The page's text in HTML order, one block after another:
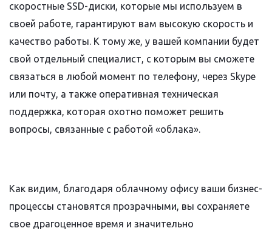
скоростные SSD-диски, которые мы используем в
своей работе, гарантируют вам высокую скорость и
качество работы. К тому же, у вашей компании будет
свой отдельный специалист, с которым вы сможете
связаться в любой момент по телефону, через Skype
или почту, а также оперативная техническая
поддержка, которая охотно поможет решить
вопросы, связанные с работой «облака».
Как видим, благодаря облачному офису ваши бизнес-
процессы становятся прозрачными, вы сохраняете
свое драгоценное время и значительно